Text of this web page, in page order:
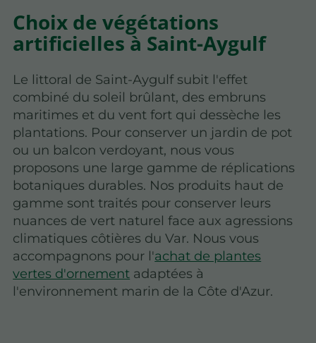
Choix de végétations
artificielles à Saint-Aygulf
Le littoral de Saint-Aygulf subit l'effet
combiné du soleil brûlant, des embruns
maritimes et du vent fort qui dessèche les
plantations. Pour conserver un jardin de pot
ou un balcon verdoyant, nous vous
proposons une large gamme de réplications
botaniques durables. Nos produits haut de
gamme sont traités pour conserver leurs
nuances de vert naturel face aux agressions
climatiques côtières du Var. Nous vous
accompagnons pour l'achat de plantes
vertes d'ornement adaptées à
l'environnement marin de la Côte d'Azur.